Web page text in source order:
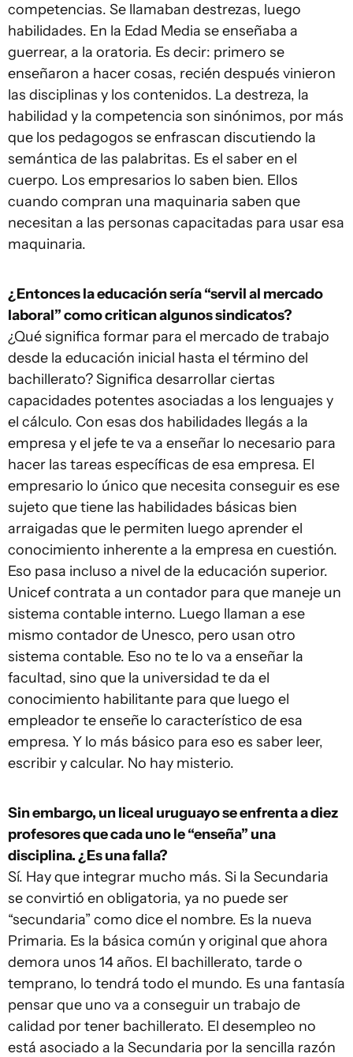
competencias. Se llamaban destrezas, luego
habilidades. En la Edad Media se enseñaba a
guerrear, a la oratoria. Es decir: primero se
enseñaron a hacer cosas, recién después vinieron
las disciplinas y los contenidos. La destreza, la
habilidad y la competencia son sinónimos, por más
que los pedagogos se enfrascan discutiendo la
semántica de las palabritas. Es el saber en el
cuerpo. Los empresarios lo saben bien. Ellos
cuando compran una maquinaria saben que
necesitan a las personas capacitadas para usar esa
maquinaria.
¿Entonces la educación sería “servil al mercado
laboral” como critican algunos sindicatos?
¿Qué significa formar para el mercado de trabajo
desde la educación inicial hasta el término del
bachillerato? Significa desarrollar ciertas
capacidades potentes asociadas a los lenguajes y
el cálculo. Con esas dos habilidades llegás a la
empresa y el jefe te va a enseñar lo necesario para
hacer las tareas específicas de esa empresa. El
empresario lo único que necesita conseguir es ese
sujeto que tiene las habilidades básicas bien
arraigadas que le permiten luego aprender el
conocimiento inherente a la empresa en cuestión.
Eso pasa incluso a nivel de la educación superior.
Unicef contrata a un contador para que maneje un
sistema contable interno. Luego llaman a ese
mismo contador de Unesco, pero usan otro
sistema contable. Eso no te lo va a enseñar la
facultad, sino que la universidad te da el
conocimiento habilitante para que luego el
empleador te enseñe lo característico de esa
empresa. Y lo más básico para eso es saber leer,
escribir y calcular. No hay misterio.
Sin embargo, un liceal uruguayo se enfrenta a diez
profesores que cada uno le “enseña” una
disciplina. ¿Es una falla?
Sí. Hay que integrar mucho más. Si la Secundaria
se convirtió en obligatoria, ya no puede ser
“secundaria” como dice el nombre. Es la nueva
Primaria. Es la básica común y original que ahora
demora unos 14 años. El bachillerato, tarde o
temprano, lo tendrá todo el mundo. Es una fantasía
pensar que uno va a conseguir un trabajo de
calidad por tener bachillerato. El desempleo no
está asociado a la Secundaria por la sencilla razón